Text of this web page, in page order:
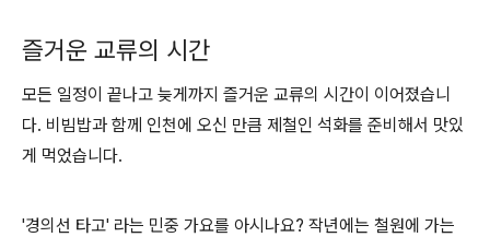
즐거운 교류의 시간
모든 일정이 끝나고 늦게까지 즐거운 교류의 시간이 이어졌습니
다. 비빔밥과 함께 인천에 오신 만큼 제철인 석화를 준비해서 맛있
게 먹었습니다.
'경의선 타고' 라는 민중 가요를 아시나요? 작년에는 철원에 가는